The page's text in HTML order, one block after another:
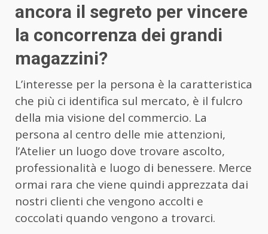
ancora il segreto per vincere
la concorrenza dei grandi
magazzini?
L’interesse per la persona è la caratteristica
che più ci identifica sul mercato, è il fulcro
della mia visione del commercio. La
persona al centro delle mie attenzioni,
l’Atelier un luogo dove trovare ascolto,
professionalità e luogo di benessere. Merce
ormai rara che viene quindi apprezzata dai
nostri clienti che vengono accolti e
coccolati quando vengono a trovarci.